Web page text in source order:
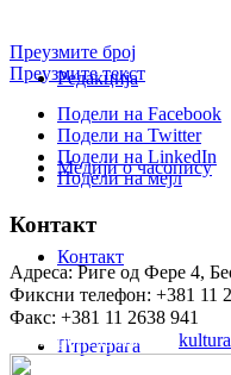
Редакција
Медији о часопису
Контакт
Птретрага
Преузмите број
Преузмите текст
Подели на Facebook
Подели на Twitter
Подели на LinkedIn
Подели на мејл
Контакт
Адреса: Риге од Фере 4,
Фиксни телефон: +381 11
Факс: +381 11 2638 941
Електронска пошта: